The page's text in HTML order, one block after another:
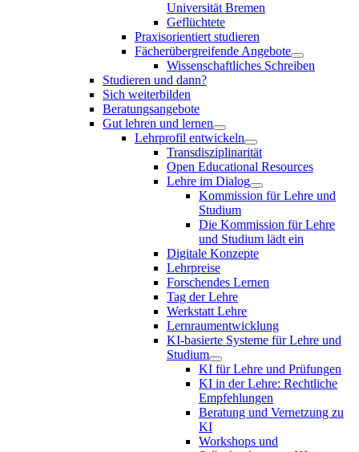
Universität Bremen
Geflüchtete
Praxisorientiert studieren
Fächerübergreifende Angebote
Wissenschaftliches Schreiben
Studieren und dann?
Sich weiterbilden
Beratungsangebote
Gut lehren und lernen
Lehrprofil entwickeln
Transdisziplinarität
Open Educational Resources
Lehre im Dialog
Kommission für Lehre und
Studium
Die Kommission für Lehre
und Studium lädt ein
Digitale Konzepte
Lehrpreise
Forschendes Lernen
Tag der Lehre
Werkstatt Lehre
Lernraumentwicklung
KI-basierte Systeme für Lehre und
Studium
KI für Lehre und Prüfungen
KI in der Lehre: Rechtliche
Empfehlungen
Beratung und Vernetzung zu
KI
Workshops und